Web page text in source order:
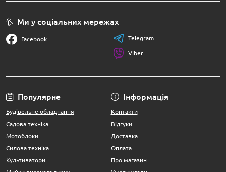
Популярне
Будівельне обладнання
Садова техніка
Мотоблоки
Силова техніка
Культиватори
Інформація
Контакти
Відгуки
Доставка
Оплата
Про магазин
Ми у соціальних мережах
Facebook Telegram
Viber